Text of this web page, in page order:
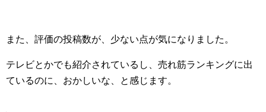
また、評価の投稿数が、少ない点が気になりました。
テレビとかでも紹介されているし、売れ筋ランキングに出
ているのに、おかしいな、と感じます。